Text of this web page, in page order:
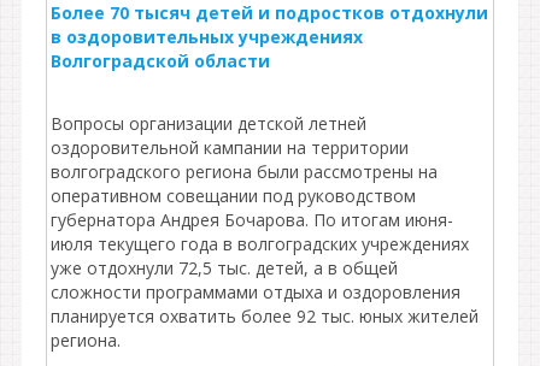
Более 70 тысяч детей и подростков отдохнули
в оздоровительных учреждениях
Волгоградской области
Вопросы организации детской летней
оздоровительной кампании на территории
волгоградского региона были рассмотрены на
оперативном совещании под руководством
губернатора Андрея Бочарова. По итогам июня-
июля текущего года в волгоградских учреждениях
уже отдохнули 72,5 тыс. детей, а в общей
сложности программами отдыха и оздоровления
планируется охватить более 92 тыс. юных жителей
региона.